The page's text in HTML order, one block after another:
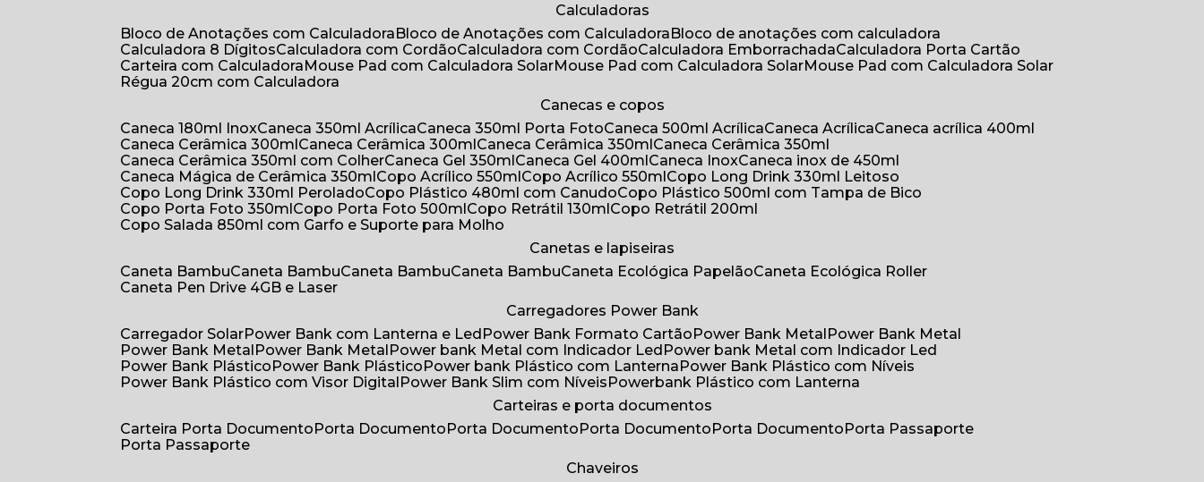
Calculadoras
Bloco de Anotações com Calculadora
Bloco de Anotações com Calculadora
Bloco de anotações com calculadora
Calculadora 8 Dígitos
Calculadora com Cordão Calculadora com Cordão Calculadora Emborrachada
Calculadora Porta Cartão
Carteira com Calculadora
Mouse Pad com Calculadora Solar Mouse Pad com Calculadora Solar
Mouse Pad com Calculadora Solar
Régua 20cm com Calculadora
Canecas e copos
Caneca 180ml Inox
Caneca 350ml Acrílica Caneca 350ml Porta Foto Caneca 500ml Acrílica Caneca Acrílica
Caneca acrílica 400ml
Caneca Cerâmica 300ml
Caneca Cerâmica 300ml Caneca Cerâmica 350ml
Caneca Cerâmica 350ml
Caneca Cerâmica 350ml com Colher
Caneca Gel 350ml Caneca Gel 400ml Caneca Inox
Caneca inox de 450ml
Caneca Mágica de Cerâmica 350ml
Copo Acrílico 550ml Copo Acrílico 550ml
Copo Long Drink 330ml Leitoso
Copo Long Drink 330ml Perolado
Copo Plástico 480ml com Canudo
Copo Plástico 500ml com Tampa de Bico
Copo Porta Foto 350ml
Copo Porta Foto 500ml Copo Retrátil 130ml
Copo Retrátil 200ml
Copo Salada 850ml com Garfo e Suporte para Molho
Canetas e lapiseiras
Caneta Bambu
Caneta Bambu Caneta Bambu Caneta Bambu Caneta Ecológica Papelão
Caneta Ecológica Roller
Caneta Pen Drive 4GB e Laser
Carregadores Power Bank
Carregador Solar
Power Bank com Lanterna e Led Power Bank Formato Cartão Power Bank Metal
Power Bank Metal
Power Bank Metal
Power Bank Metal Power bank Metal com Indicador Led
Power bank Metal com Indicador Led
Power Bank Plástico
Power Bank Plástico Power bank Plástico com Lanterna
Power Bank Plástico com Níveis
Power Bank Plástico com Visor Digital
Power Bank Slim com Níveis
Powerbank Plástico com Lanterna
Carteiras e porta documentos
Carteira Porta Documento
Porta Documento Porta Documento Porta Documento Porta Documento
Porta Passaporte
Porta Passaporte
Chaveiros